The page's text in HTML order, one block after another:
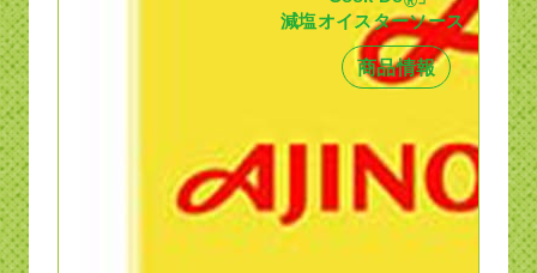
減塩オイスターソース
商品情報